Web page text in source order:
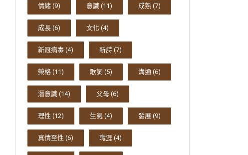
情緒 (9) 意識 (11) 成熟 (7)
成長 (6) 文化 (4)
新冠病毒 (4) 新詩 (7)
榮格 (11) 歌詞 (5) 溝通 (6)
潛意識 (14) 父母 (6)
理性 (12) 生氣 (4) 發展 (9)
真情至性 (6) 職涯 (4)